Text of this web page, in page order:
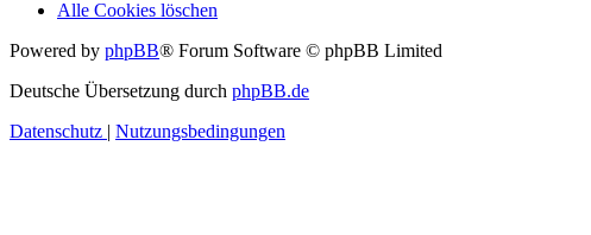
Alle Cookies löschen
Powered by phpBB® Forum Software © phpBB Limited
Deutsche Übersetzung durch phpBB.de
Datenschutz | Nutzungsbedingungen